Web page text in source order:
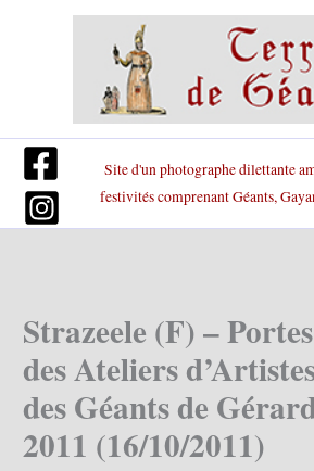
Site d'un photographe dilettante
festivités comprenant Géants,
Strazeele (F) –
des Ateliers
des Géants de
2011 (16/10/2011)